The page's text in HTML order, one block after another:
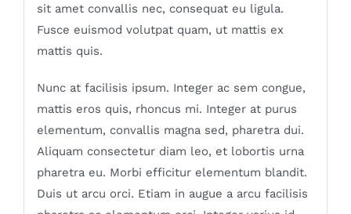
sit amet convallis nec, consequat eu ligula.
Fusce euismod volutpat quam, ut mattis ex
mattis quis.
Nunc at facilisis ipsum. Integer ac sem congue,
mattis eros quis, rhoncus mi. Integer at purus
elementum, convallis magna sed, pharetra dui.
Aliquam consectetur diam leo, et lobortis urna
pharetra eu. Morbi efficitur elementum blandit.
Duis ut arcu orci. Etiam in augue a arcu facilisis